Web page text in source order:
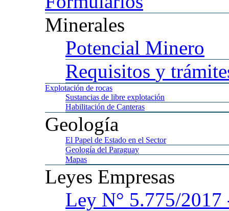
Minerales
Potencial Minero
Requisitos y
Explotación de rocas
Sustancias de libre explotación
Habilitación de Canteras
Geología
El Papel de Estado en el Sector
Geología del Paraguay
Mapas
Leyes Empresas
Ley N° 5.775/